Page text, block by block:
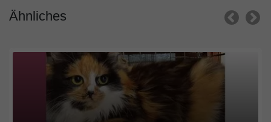
Ähnliches